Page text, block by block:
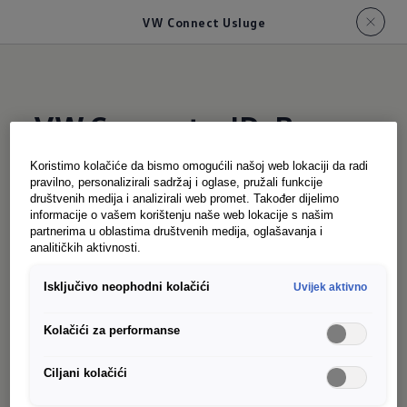
VW Connect Usluge
VW Connect u ID. Buzz-u
Uz usluge VW Connect/We Connect, možete
iskusiti svijet digitalne mobilnosti. ID. Buzz već
ima sve što ti treba. Zahvaljujući trajno
dostupan online. Sve što trebate uraditi je
Connect. Istovremeno, možete koristiti
Volkswagen aplikaciju da povežete svoj pametni
telefon sa svojim ID. Buzz-om i tako imate
Koristimo kolačiće da bismo omogućili našoj web lokaciji da radi
pravilno, personalizirali sadržaj i oglase, pružali funkcije
društvenih medija i analizirali web promet. Također dijelimo
informacije o vašem korištenju naše web lokacije s našim
partnerima u oblastima društvenih medija, oglašavanja i
analitičkih aktivnosti.
Isključivo neophodni kolačići Uvijek aktivno
Kolačići za performanse
Ciljani kolačići